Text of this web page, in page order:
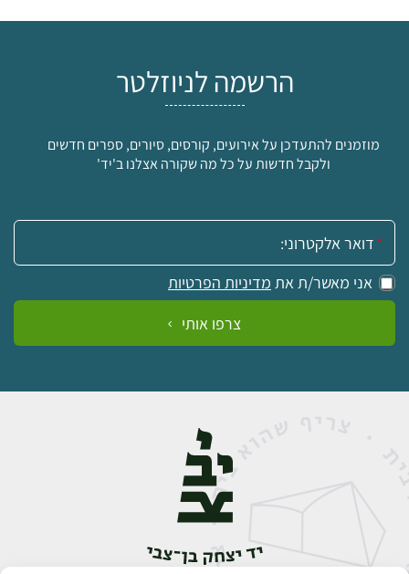
הרשמה לניוזלטר
מוזמנים להתעדכן על אירועים, קורסים, סיורים, ספרים חדשים
ולקבל חדשות על כל מה שקורה אצלנו ב'יד'
אימייל:
אני מאשר/ת את מדיניות הפרטיות
צרפו אותי